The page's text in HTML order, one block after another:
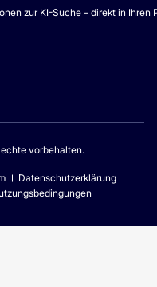
zur KI-Suche – direkt in Ihren
vorbehalten.
Datenschutzerklärung